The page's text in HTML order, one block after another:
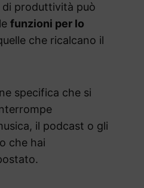
di produttività può
funzioni per lo
che ricalcano il
specifica che si
il podcast o gli
che hai